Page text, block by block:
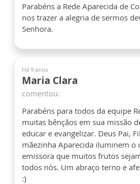
Parabéns a Rede Aparecida de
nos trazer a alegria de sermos
Senhora.
Há 9 anos
Maria Clara
comentou:
Parabéns para todos da equipe
muitas bênçãos em sua missão
educar e evangelizar. Deus Pai,
mãezinha Aparecida iluminem o
emissora que muitos frutos
todos nós. Um abraço terno e
:)